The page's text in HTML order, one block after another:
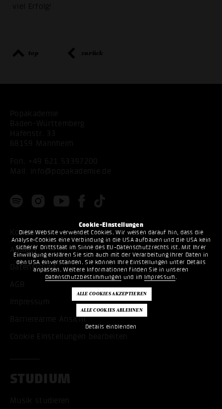
Cookie-Einstellungen
Diese Website verwendet Cookies. Wir weisen darauf hin, dass die
Analyse-Cookies eine Verbindung in die USA aufbauen und die USA kein
sicherer Drittstaat im Sinne des EU-Datenschutzrechts ist. Mit Ihrer
Einwilligung erklären Sie sich auch mit der Verarbeitung Ihrer Daten in
den USA einverstanden. Sie können Ihre Einstellungen unter Details
anpassen. Weitere Informationen finden Sie in unseren
Datenschutzbestimmungen und im Impressum .
Details einblenden
viel Erfolg!
top zurück
Popakademie
Baden-Württemberg
Hafenstr. 33
68159 Mannheim
Fon:
+49 621 53397200
Mail:
info@popakademie.de
Kontakt
Anfahrt
Datenschutz
AGB
Impressum
Barrierearme Ansicht
Cookie Einstellungen bearbeiten
STUDIUM
Musik studieren